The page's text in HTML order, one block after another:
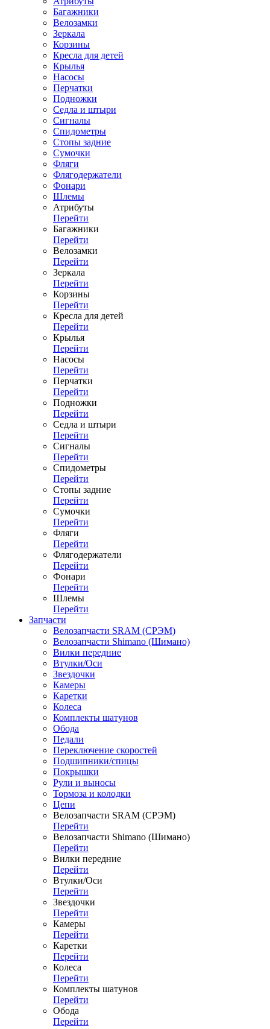
Багажники
Велозамки
Зеркала
Корзины
Кресла для детей
Крылья
Насосы
Перчатки
Подножки
Седла и штыри
Сигналы
Спидометры
Стопы задние
Сумочки
Фляги
Флягодержатели
Фонари
Шлемы
Атрибуты
Перейти
Багажники
Перейти
Велозамки
Перейти
Зеркала
Перейти
Корзины
Перейти
Кресла для детей
Перейти
Крылья
Перейти
Насосы
Перейти
Перчатки
Перейти
Подножки
Перейти
Седла и штыри
Перейти
Сигналы
Перейти
Спидометры
Перейти
Стопы задние
Перейти
Сумочки
Перейти
Фляги
Перейти
Флягодержатели
Перейти
Фонари
Перейти
Шлемы
Перейти
Запчасти
Велозапчасти SRAM (СРЭМ)
Велозапчасти Shimano (Шимано)
Вилки передние
Втулки/Оси
Звездочки
Камеры
Каретки
Колеса
Комплекты шатунов
Обода
Педали
Переключение скоростей
Подшипники/спицы
Покрышки
Рули и выносы
Тормоза и колодки
Цепи
Велозапчасти SRAM (СРЭМ)
Перейти
Велозапчасти Shimano (Шимано)
Перейти
Вилки передние
Перейти
Втулки/Оси
Перейти
Звездочки
Перейти
Камеры
Перейти
Каретки
Перейти
Колеса
Перейти
Комплекты шатунов
Перейти
Обода
Перейти